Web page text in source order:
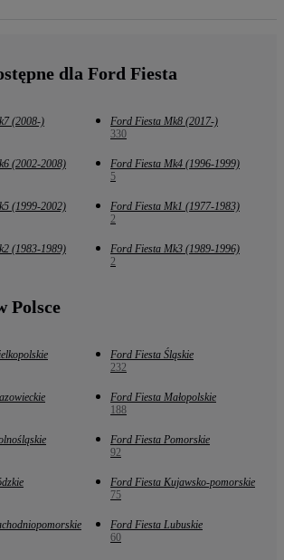
dla Ford Fiesta
(2008-)
Ford Fiesta Mk8 (2017-)
330
(2002-2008)
Ford Fiesta Mk4 (1996-1999)
5
(1999-2002)
Ford Fiesta Mk1 (1977-1983)
2
(1983-1989)
Ford Fiesta Mk3 (1989-1996)
2
Polsce
Ford Fiesta Śląskie
232
Ford Fiesta Małopolskie
188
Ford Fiesta Pomorskie
92
Ford Fiesta Kujawsko-pomorskie
75
Ford Fiesta Lubuskie
60